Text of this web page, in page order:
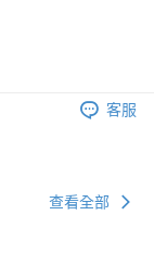
客服
查看全部